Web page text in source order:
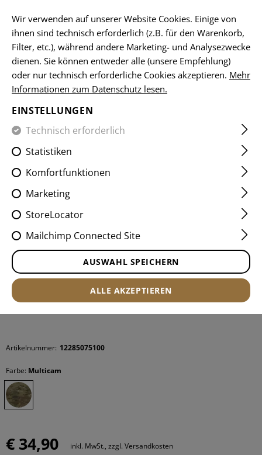
HOME EQUIPMENT TASCHEN MAGAZINTASCHEN
BACKWARD SR MAG POUCH
Artikelnummer: 12285075100
Farbe: Multicam
€ 34,90 inkl. MwSt., zzgl. Versandkosten
Wir verwenden auf unserer Website Cookies. Einige von
ihnen sind technisch erforderlich (z.B. für den Warenkorb,
Filter, etc.), während andere Marketing- und Analysezwecke
dienen. Sie können entweder alle (unsere Empfehlung)
oder nur technisch erforderliche Cookies akzeptieren. Mehr
Informationen zum Datenschutz lesen.
EINSTELLUNGEN
Technisch erforderlich
Statistiken
Komfortfunktionen
Marketing
StoreLocator
Mailchimp Connected Site
AUSWAHL SPEICHERN
ALLE AKZEPTIEREN